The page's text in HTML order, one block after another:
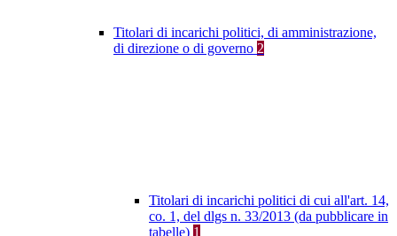
Titolari di incarichi politici, di amministrazione,
di direzione o di governo 2
Titolari di incarichi politici di cui all'art. 14,
co. 1, del dlgs n. 33/2013 (da pubblicare in
tabelle) 1